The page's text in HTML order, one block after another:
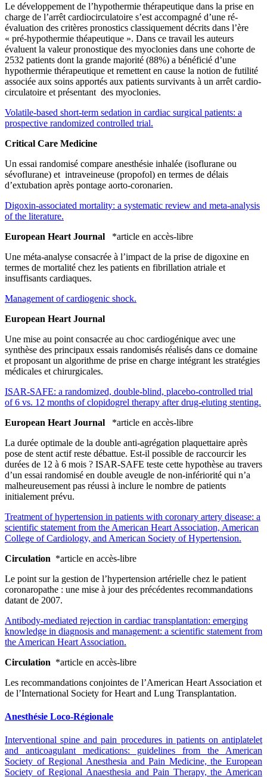
Le développement de l’hypothermie thérapeutique dans la prise en
charge de l’arrêt cardiocirculatoire s’est accompagné d’une ré-
évaluation des critères pronostics classiquement décrits dans l’ère
« pré-hypothermie théapeutique ». Dans ce travail les auteurs
évaluent la valeur pronostique des myoclonies dans une cohorte de
2532 patients dont la grande majorité (88%) a bénéficié d’une
hypothermie thérapeutique et remettent en cause la notion de futilité
associée aux soins apportés aux patients survivants à un arrêt cardio-
circulatoire et présentant des myoclonies.
Volatile-based short-term sedation in cardiac surgical patients: a
prospective randomized controlled trial.
Critical Care Medicine
Un essai randomisé compare anesthésie inhalée (isoflurane ou
sévoflurane) et intraveineuse (propofol) en termes de délais
d’extubation après pontage aorto-coronarien.
Digoxin-associated mortality: a systematic review and meta-analysis
of the literature.
European Heart Journal *article en accès-libre
Une méta-analyse consacrée à l’impact de la prise de digoxine en
termes de mortalité chez les patients en fibrillation atriale et
insuffisants cardiaques.
Management of cardiogenic shock.
European Heart Journal
Une mise au point consacrée au choc cardiogénique avec une
synthèse des principaux essais randomisés réalisés dans ce domaine
et proposant un algorithme de prise en charge intégrant les stratégies
médicales et chirurgicales.
ISAR-SAFE: a randomized, double-blind, placebo-controlled trial
of 6 vs. 12 months of clopidogrel therapy after drug-eluting stenting.
European Heart Journal
*article en accès-libre
La durée optimale de la double anti-agrégation plaquettaire après
pose de stent actif reste débattue. Est-il possible de raccourcir les
durées de 12 à 6 mois ? ISAR-SAFE teste cette hypothèse au travers
d’un essai randomisé en double aveugle de non-infériorité qui n’a
malheureusement pas réussi à inclure le nombre de patients
initialement prévu.
Treatment of hypertension in patients with coronary artery disease: a
scientific statement from the American Heart Association, American
College of Cardiology, and American Society of Hypertension.
Circulation *article en accès-libre
Le point sur la gestion de l’hypertension artérielle chez le patient
coronaropathe : une mise à jour des précédentes recommandations
datant de 2007.
Antibody-mediated rejection in cardiac transplantation: emerging
knowledge in diagnosis and management: a scientific statement from
the American Heart Association.
Circulation *article en accès-libre
Les recommandations conjointes de l’American Heart Association et
de l’International Society for Heart and Lung Transplantation.
Anesthésie Loco-Régionale
Interventional spine and pain procedures in patients on antiplatelet
and anticoagulant medications: guidelines from the American
Society of Regional Anesthesia and Pain Medicine, the European
Society of Regional Anaesthesia and Pain Therapy, the American